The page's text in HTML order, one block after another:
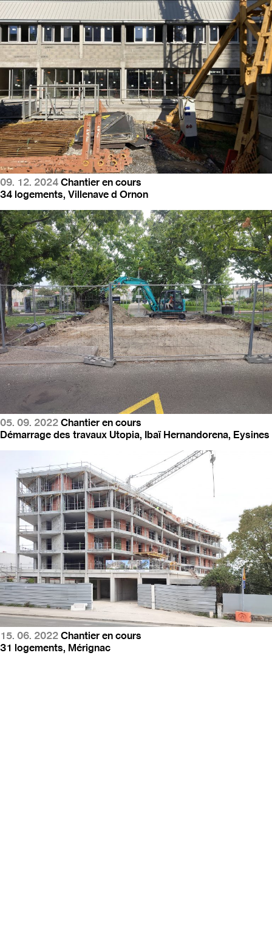
09. 12. 2024 Chantier en cours
34 logements, Villenave d Ornon
05. 09. 2022 Chantier en cours
Démarrage des travaux Utopia, Ibaï Hernandorena, Eysines
15. 06. 2022 Chantier en cours
31 logements, Mérignac